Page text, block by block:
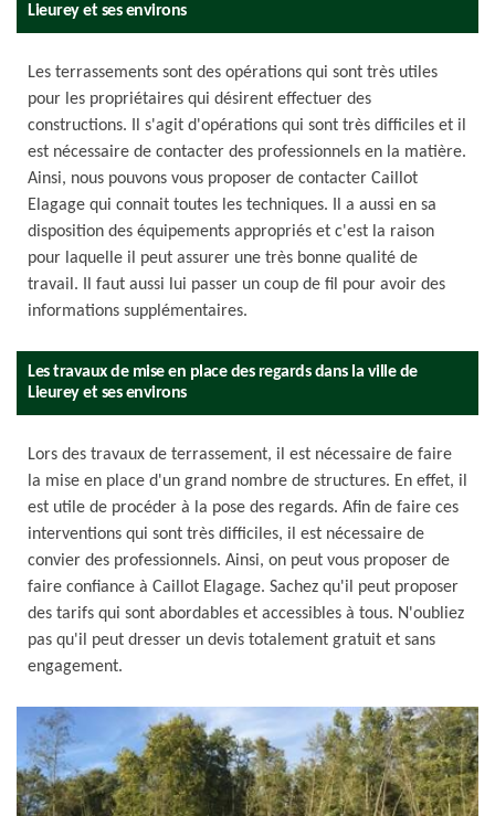
Lieurey et ses environs
Les terrassements sont des opérations qui sont très utiles
pour les propriétaires qui désirent effectuer des
constructions. Il s'agit d'opérations qui sont très difficiles et il
est nécessaire de contacter des professionnels en la matière.
Ainsi, nous pouvons vous proposer de contacter Caillot
Elagage qui connait toutes les techniques. Il a aussi en sa
disposition des équipements appropriés et c'est la raison
pour laquelle il peut assurer une très bonne qualité de
travail. Il faut aussi lui passer un coup de fil pour avoir des
informations supplémentaires.
Les travaux de mise en place des regards dans la ville de
Lieurey et ses environs
Lors des travaux de terrassement, il est nécessaire de faire
la mise en place d'un grand nombre de structures. En effet, il
est utile de procéder à la pose des regards. Afin de faire ces
interventions qui sont très difficiles, il est nécessaire de
convier des professionnels. Ainsi, on peut vous proposer de
faire confiance à Caillot Elagage. Sachez qu'il peut proposer
des tarifs qui sont abordables et accessibles à tous. N'oubliez
pas qu'il peut dresser un devis totalement gratuit et sans
engagement.